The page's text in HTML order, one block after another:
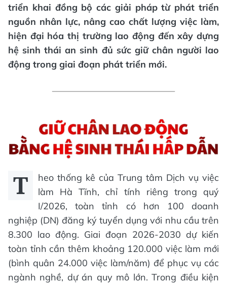
triển khai đồng bộ các giải pháp từ phát triển
nguồn nhân lực, nâng cao chất lượng việc làm,
hiện đại hóa thị trường lao động đến xây dựng
hệ sinh thái an sinh đủ sức giữ chân người lao
động trong giai đoạn phát triển mới.
T
heo thống kê của Trung tâm Dịch vụ việc
làm Hà Tĩnh, chỉ tính riêng trong quý
I/2026, toàn tỉnh có hơn 100 doanh
nghiệp (DN) đăng ký tuyển dụng với nhu cầu trên
8.300 lao động. Giai đoạn 2026-2030 dự kiến
toàn tỉnh cần thêm khoảng 120.000 việc làm mới
(bình quân 24.000 việc làm/năm) để phục vụ các
ngành nghề, dự án quy mô lớn. Trong điều kiện